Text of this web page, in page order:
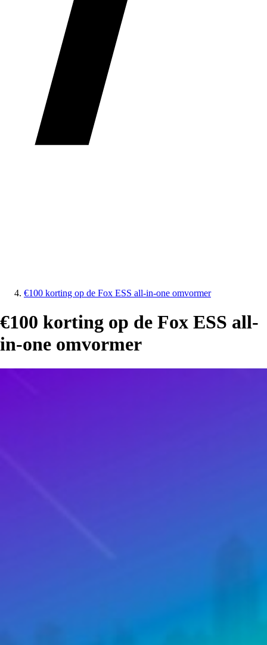
€100 korting op de Fox ESS all-in-one omvormer
€100 korting op de Fox ESS all-
in-one omvormer